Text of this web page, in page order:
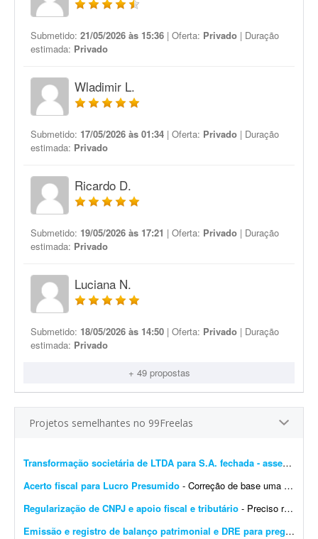
Submetido: 21/05/2026 às 15:36 | Oferta: Privado | Duração
estimada: Privado
Wladimir L.
Submetido: 17/05/2026 às 01:34 | Oferta: Privado | Duração
estimada: Privado
Ricardo D.
Submetido: 19/05/2026 às 17:21 | Oferta: Privado | Duração
estimada: Privado
Luciana N.
Submetido: 18/05/2026 às 14:50 | Oferta: Privado | Duração
estimada: Privado
+ 49 propostas
Projetos semelhantes no 99Freelas
Transformação societária de LTDA para S.A. fechada - assessoria completa
Acerto fiscal para Lucro Presumido - Correção de base uma única vez. Total de 9.266 itens - Regime: Lucro Presumido - Custo para atender a 01 loja. Sistema de retaguarda: Albatros - Contabilidade: SJT. - CNPJ: 03...
Regularização de CNPJ e apoio fiscal e tributário - Preciso regularizar um CNPJ que está como INAPTO. Ele está parado há alguns meses e gostaria de avaliar se vale a pena regularizá-lo ou encerrá-lo. Além d...
Emissão e registro de balanço patrimonial e DRE para pregão